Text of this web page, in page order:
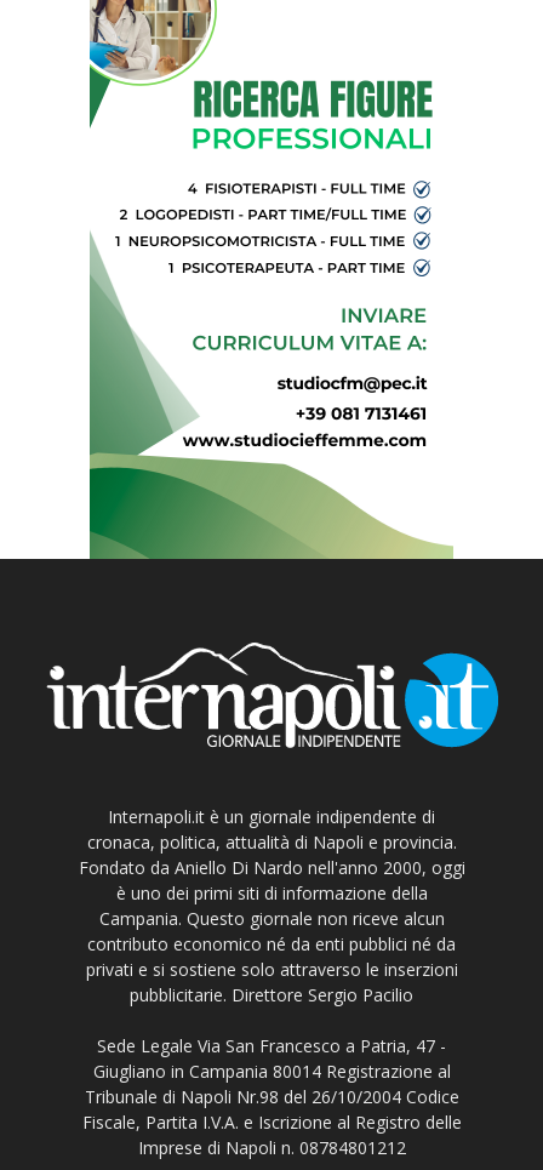
Internapoli.it è un giornale indipendente di
cronaca, politica, attualità di Napoli e provincia.
Fondato da Aniello Di Nardo nell'anno 2000, oggi
è uno dei primi siti di informazione della
Campania. Questo giornale non riceve alcun
contributo economico né da enti pubblici né da
privati e si sostiene solo attraverso le inserzioni
pubblicitarie. Direttore Sergio Pacilio
Sede Legale Via San Francesco a Patria, 47 -
Giugliano in Campania 80014 Registrazione al
Tribunale di Napoli Nr.98 del 26/10/2004 Codice
Fiscale, Partita I.V.A. e Iscrizione al Registro delle
Imprese di Napoli n. 08784801212